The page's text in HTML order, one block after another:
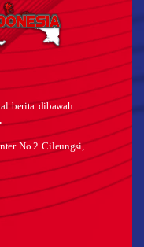
berita dibawah
No.2 Cileungsi,